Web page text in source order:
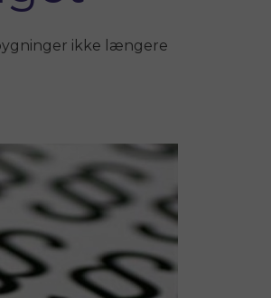
ikke længere